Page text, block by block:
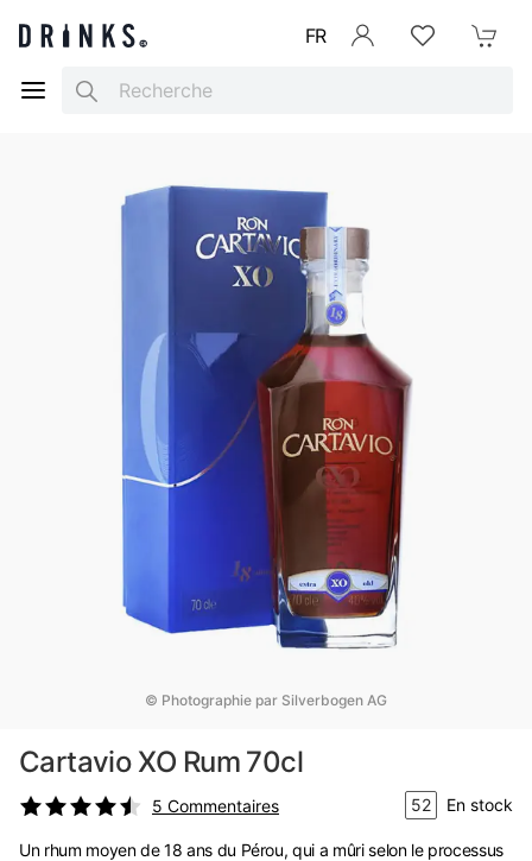
FR
Search
© Photographie par Silverbogen AG
Cartavio XO Rum 70cl
5 Commentaires 52 En stock
Un rhum moyen de 18 ans du Pérou, qui a mûri selon le processus